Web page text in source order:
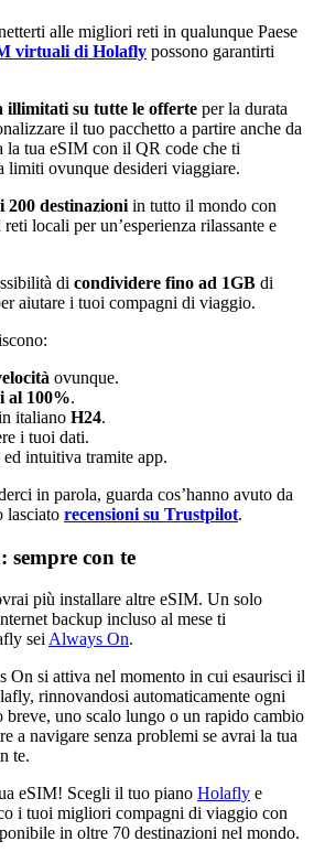
alle migliori reti in qualunque Paese
virtuali di Holafly possono garantirti
illimitati su tutte le offerte per la durata
il tuo pacchetto a partire anche da
tua eSIM con il QR code che ti
limiti ovunque desideri viaggiare.
200 destinazioni in tutto il mondo con
locali per un’esperienza rilassante e
di condividere fino ad 1GB di
aiutare i tuoi compagni di viaggio.
ovunque.
al 100%.
italiano H24.
i tuoi dati.
intuitiva tramite app.
in parola, guarda cos’hanno avuto da
lasciato recensioni su Trustpilot.
con te
più installare altre eSIM. Un solo
backup incluso al mese ti
sei Always On.
si attiva nel momento in cui esaurisci il
rinnovandosi automaticamente ogni
breve, uno scalo lungo o un rapido cambio
a navigare senza problemi se avrai la tua
te.
eSIM! Scegli il tuo piano Holafly e
i tuoi migliori compagni di viaggio con
in oltre 70 destinazioni nel mondo.